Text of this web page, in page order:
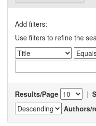
Add filters:
Use filters to refine the
Results/Page |
Authors/